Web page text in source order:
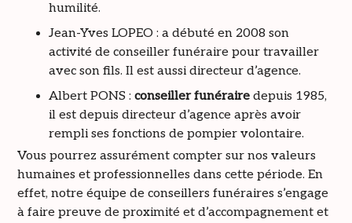
humilité.
Jean-Yves LOPEO : a débuté en 2008 son
activité de conseiller funéraire pour travailler
avec son fils. Il est aussi directeur d’agence.
Albert PONS :conseiller funéraire depuis 1985,
il est depuis directeur d’agence après avoir
rempli ses fonctions de pompier volontaire.
Vous pourrez assurément compter sur nos valeurs
humaines et professionnelles dans cette période. En
effet, notre équipe de conseillers funéraires s’engage
à faire preuve de proximité et d’accompagnement et